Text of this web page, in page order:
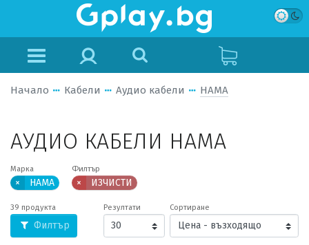
Начало Кабели Аудио кабели HAMA
АУДИО КАБЕЛИ HAMA
Марка
× HAMA
Филтър
× ИЗЧИСТИ
39 продукта
Филтър
Резултати Сортиране